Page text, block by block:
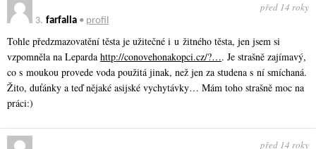
3. farfalla • profil
před 14 roky
Tohle předzmazovatění těsta je užitečné i u žitného těsta, jen jsem si
vzpomněla na Leparda http://conovehonakopci.cz/?…. Je strašně zajímavý,
co s moukou provede voda použitá jinak, než jen za studena s ní smíchaná.
Žito, duťánky a teď nějaké asijské vychytávky… Mám toho strašně moc na
práci:)
před 14 roky